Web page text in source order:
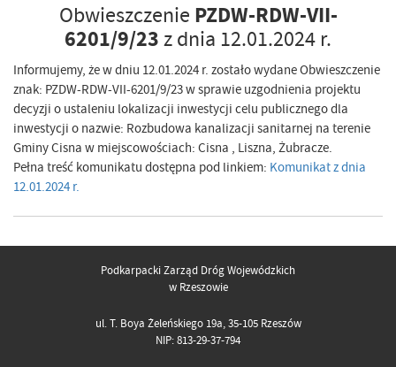
Obwieszczenie PZDW-RDW-VII-
6201/9/23z dnia 12.01.2024 r.
Informujemy, że w dniu 12.01.2024 r. zostało wydane Obwieszczenie
znak: PZDW-RDW-VII-6201/9/23 w sprawie uzgodnienia projektu
decyzji o ustaleniu lokalizacji inwestycji celu publicznego dla
inwestycji o nazwie: Rozbudowa kanalizacji sanitarnej na terenie
Gminy Cisna w miejscowościach: Cisna , Liszna, Żubracze.
Pełna treść komunikatu dostępna pod linkiem: Komunikat z dnia
12.01.2024 r.
Podkarpacki Zarząd Dróg Wojewódzkich
w Rzeszowie
ul. T. Boya Żeleńskiego 19a, 35-105 Rzeszów
NIP: 813-29-37-794